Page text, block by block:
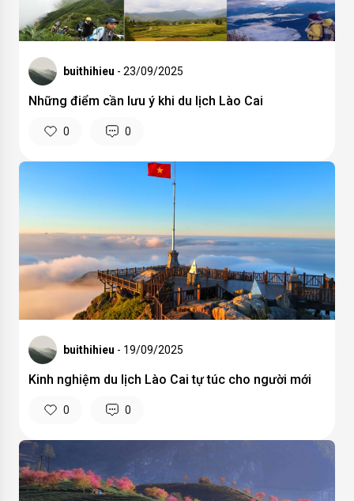
buithihieu - 23/09/2025
Những điểm cần lưu ý khi du lịch Lào Cai
0 0
buithihieu - 19/09/2025
Kinh nghiệm du lịch Lào Cai tự túc cho người mới
0 0